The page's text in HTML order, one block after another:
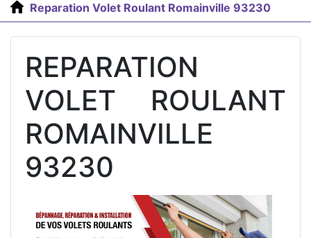
Reparation Volet Roulant Romainville 93230
REPARATION
VOLET ROULANT
ROMAINVILLE
93230